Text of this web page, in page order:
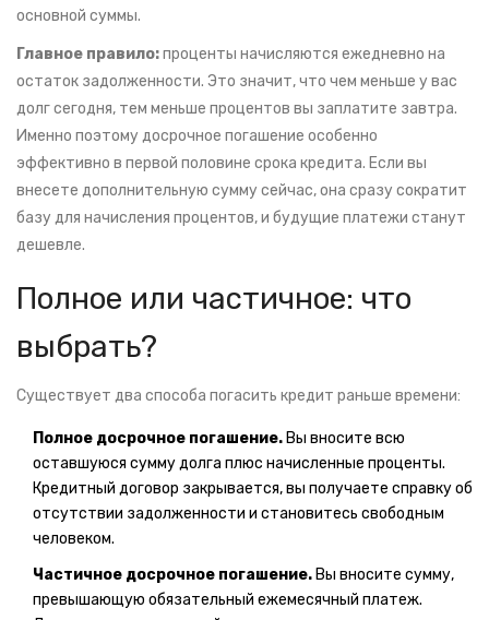
основной суммы.
Главное правило:проценты начисляются ежедневно на
остаток задолженности. Это значит, что чем меньше у вас
долг сегодня, тем меньше процентов вы заплатите завтра.
Именно поэтому досрочное погашение особенно
эффективно в первой половине срока кредита. Если вы
внесете дополнительную сумму сейчас, она сразу сократит
базу для начисления процентов, и будущие платежи станут
дешевле.
Полное или частичное: что
выбрать?
Существует два способа погасить кредит раньше времени:
Полное досрочное погашение. Вы вносите всю
оставшуюся сумму долга плюс начисленные проценты.
Кредитный договор закрывается, вы получаете справку об
отсутствии задолженности и становитесь свободным
человеком.
Частичное досрочное погашение. Вы вносите сумму,
превышающую обязательный ежемесячный платеж.